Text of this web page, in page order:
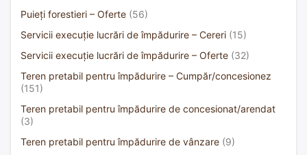
Puieți forestieri – Oferte (56)
Servicii execuție lucrări de împădurire – Cereri (15)
Servicii execuție lucrări de împădurire – Oferte (32)
Teren pretabil pentru împădurire – Cumpăr/concesionez
(151)
Teren pretabil pentru împădurire de concesionat/arendat
(3)
Teren pretabil pentru împădurire de vânzare (9)